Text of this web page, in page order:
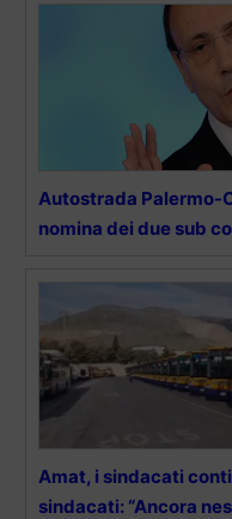
Autostrada Palermo-
nomina dei due sub
Amat, i sindacati
sindacati: “Ancora